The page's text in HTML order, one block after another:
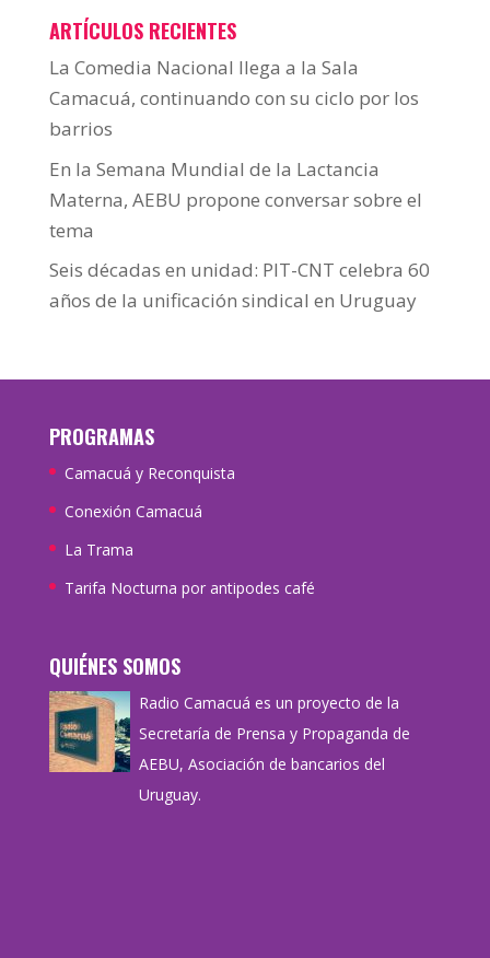
ARTÍCULOS RECIENTES
La Comedia Nacional llega a la Sala
Camacuá, continuando con su ciclo por los
barrios
En la Semana Mundial de la Lactancia
Materna, AEBU propone conversar sobre el
tema
Seis décadas en unidad: PIT-CNT celebra 60
años de la unificación sindical en Uruguay
PROGRAMAS
Camacuá y Reconquista
Conexión Camacuá
La Trama
Tarifa Nocturna por antipodes café
QUIÉNES SOMOS
Radio Camacuá es un proyecto de la
Secretaría de Prensa y Propaganda de
AEBU, Asociación de bancarios del
Uruguay.